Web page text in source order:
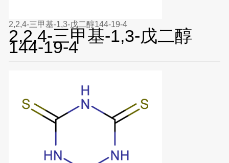
2,2,4-三甲基-1,3-戊二醇144-19-4
2,2,4-三甲基-1,3-戊二醇
144-19-4